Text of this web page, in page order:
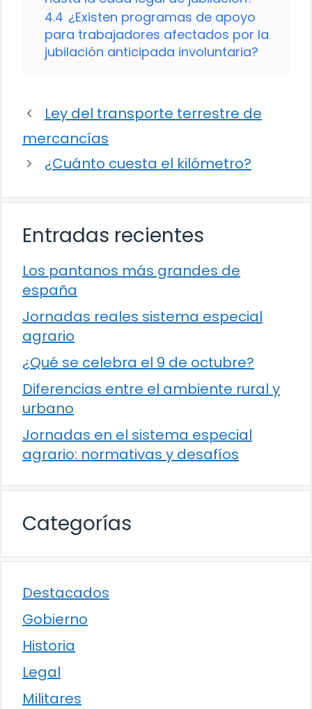
4.4 ¿Existen programas de apoyo
para trabajadores afectados por la
jubilación anticipada involuntaria?
Ley del transporte terrestre de
mercancías
¿Cuánto cuesta el kilómetro?
Entradas recientes
Los pantanos más grandes de
españa
Jornadas reales sistema especial
agrario
¿Qué se celebra el 9 de octubre?
Diferencias entre el ambiente rural y
urbano
Jornadas en el sistema especial
agrario: normativas y desafíos
Categorías
Destacados
Gobierno
Historia
Legal
Militares